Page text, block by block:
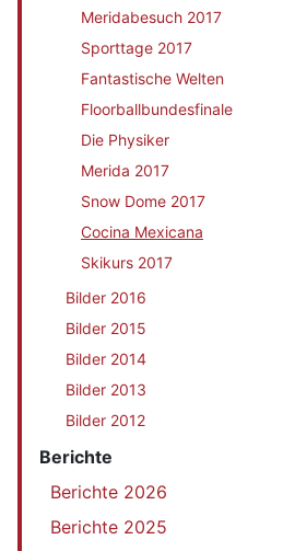
Meridabesuch 2017
Sporttage 2017
Fantastische Welten
Floorballbundesfinale
Die Physiker
Merida 2017
Snow Dome 2017
Cocina Mexicana
Skikurs 2017
Bilder 2016
Bilder 2015
Bilder 2014
Bilder 2013
Bilder 2012
Berichte
Berichte 2026
Berichte 2025